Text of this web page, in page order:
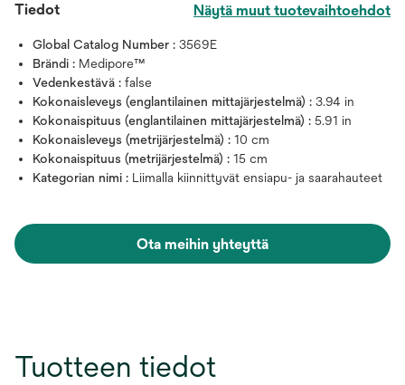
Tiedot Näytä muut tuotevaihtoehdot
Global Catalog Number : 3569E
Brändi : Medipore™
Vedenkestävä : false
Kokonaisleveys (englantilainen mittajärjestelmä) : 3.94 in
Kokonaispituus (englantilainen mittajärjestelmä) : 5.91 in
Kokonaisleveys (metrijärjestelmä) : 10 cm
Kokonaispituus (metrijärjestelmä) : 15 cm
Kategorian nimi : Liimalla kiinnittyvät ensiapu- ja saarahauteet
Ota meihin yhteyttä
Tuotteen tiedot